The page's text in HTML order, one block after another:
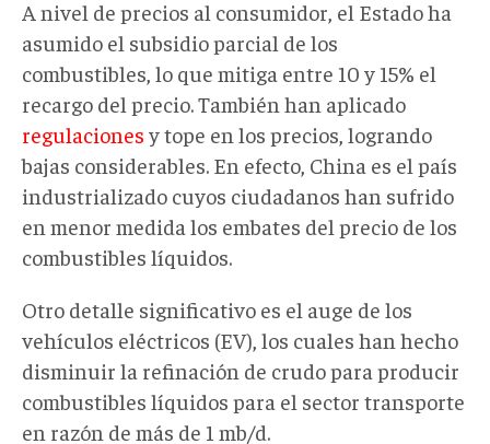
A nivel de precios al consumidor, el Estado ha
asumido el subsidio parcial de los
combustibles, lo que mitiga entre 10 y 15% el
recargo del precio. También han aplicado
regulaciones y tope en los precios, logrando
bajas considerables. En efecto, China es el país
industrializado cuyos ciudadanos han sufrido
en menor medida los embates del precio de los
combustibles líquidos.
Otro detalle significativo es el auge de los
vehículos eléctricos (EV), los cuales han hecho
disminuir la refinación de crudo para producir
combustibles líquidos para el sector transporte
en razón de más de 1 mb/d.